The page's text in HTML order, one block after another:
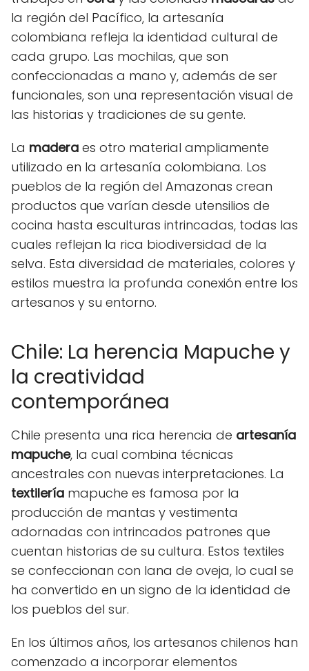
la región del Pacífico, la artesanía
colombiana refleja la identidad cultural de
cada grupo. Las mochilas, que son
confeccionadas a mano y, además de ser
funcionales, son una representación visual de
las historias y tradiciones de su gente.
La madera es otro material ampliamente
utilizado en la artesanía colombiana. Los
pueblos de la región del Amazonas crean
productos que varían desde utensilios de
cocina hasta esculturas intrincadas, todas las
cuales reflejan la rica biodiversidad de la
selva. Esta diversidad de materiales, colores y
estilos muestra la profunda conexión entre los
artesanos y su entorno.
Chile: La herencia Mapuche y
la creatividad
contemporánea
Chile presenta una rica herencia de artesanía
mapuche, la cual combina técnicas
ancestrales con nuevas interpretaciones. La
textilería mapuche es famosa por la
producción de mantas y vestimenta
adornadas con intrincados patrones que
cuentan historias de su cultura. Estos textiles
se confeccionan con lana de oveja, lo cual se
ha convertido en un signo de la identidad de
los pueblos del sur.
En los últimos años, los artesanos chilenos han
comenzado a incorporar elementos